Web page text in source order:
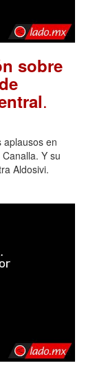
sobre
.
aplausos en
Y su
Aldosivi.